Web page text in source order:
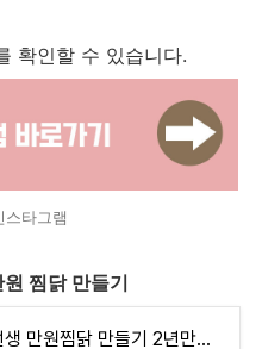
확인할 수 있습니다.
스타그램
찜닭 만들기
편스토랑 어남선생 만원찜닭 만들기 2년만에 성공한 레시피